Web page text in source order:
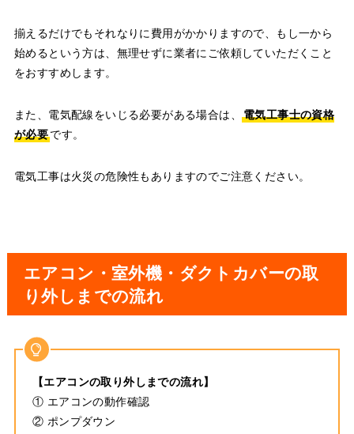
揃えるだけでもそれなりに費用がかかりますので、もし一から
始めるという方は、無理せずに業者にご依頼していただくこと
をおすすめします。
また、電気配線をいじる必要がある場合は、
電気工事士の資格
が必要です。
電気工事は火災の危険性もありますのでご注意ください。
エアコン・室外機・ダクトカバーの取
り外しまでの流れ
【エアコンの取り外しまでの流れ】
① エアコンの動作確認
② ポンプダウン